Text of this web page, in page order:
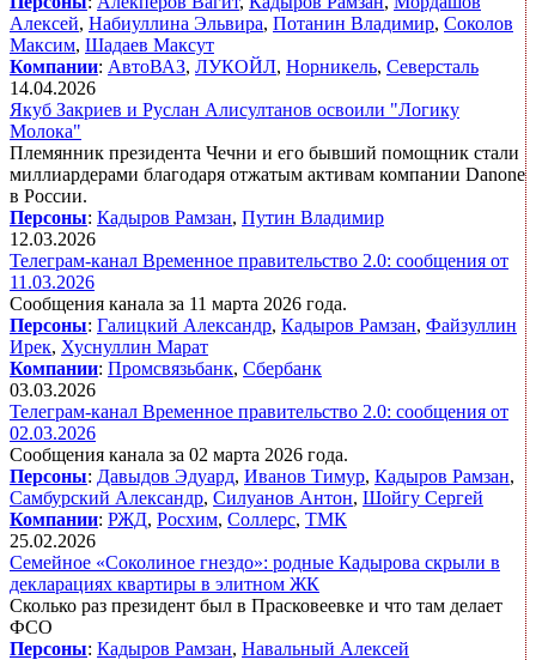
Алексей, Набиуллина Эльвира, Потанин Владимир, Соколов
Максим, Шадаев Максут
Компании: АвтоВАЗ, ЛУКОЙЛ, Норникель, Северсталь
14.04.2026
Якуб Закриев и Руслан Алисултанов освоили "Логику
Молока"
Племянник президента Чечни и его бывший помощник стали
миллиардерами благодаря отжатым активам компании Danone
в России.
Персоны: Кадыров Рамзан, Путин Владимир
12.03.2026
Телеграм-канал Временное правительство 2.0: сообщения от
11.03.2026
Сообщения канала за 11 марта 2026 года.
Персоны: Галицкий Александр, Кадыров Рамзан, Файзуллин
Ирек, Хуснуллин Марат
Компании: Промсвязьбанк, Сбербанк
03.03.2026
Телеграм-канал Временное правительство 2.0: сообщения от
02.03.2026
Сообщения канала за 02 марта 2026 года.
Персоны: Давыдов Эдуард, Иванов Тимур, Кадыров Рамзан,
Самбурский Александр, Силуанов Антон, Шойгу Сергей
Компании: РЖД, Росхим, Соллерс, ТМК
25.02.2026
Семейное «Соколиное гнездо»: родные Кадырова скрыли в
декларациях квартиры в элитном ЖК
Сколько раз президент был в Прасковеевке и что там делает
ФСО
Персоны: Кадыров Рамзан, Навальный Алексей